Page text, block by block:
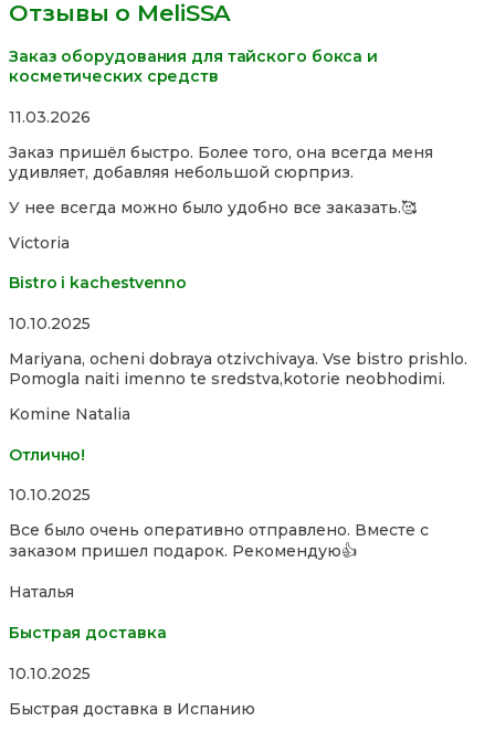
Отзывы о MeliSSA
Заказ оборудования для тайского бокса и
косметических средств
Rated
out
of
11.03.2026
Заказ пришёл быстро. Более того, она всегда меня
удивляет, добавляя небольшой сюрприз.
У нее всегда можно было удобно все заказать.🥰
Victoria
Bistro i kachestvenno
Rated
out
of
10.10.2025
Mariyana, ocheni dobraya otzivchivaya. Vse bistro prishlo.
Pomogla naiti imenno te sredstva,kotorie neobhodimi.
Komine Natalia
Отлично!
Rated
out
of
10.10.2025
Все было очень оперативно отправлено. Вместе с
заказом пришел подарок. Рекомендую👍
Наталья
Быстрая доставка
Rated
out
10.10.2025
Быстрая доставка в Испанию